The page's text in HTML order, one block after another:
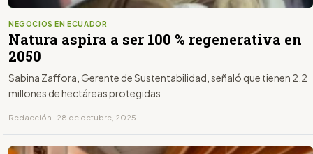
NEGOCIOS EN ECUADOR
Natura aspira a ser 100 % regenerativa en
2050
Sabina Zaffora, Gerente de Sustentabilidad, señaló que tienen 2,2
millones de hectáreas protegidas
Redacción · 28 de octubre, 2025